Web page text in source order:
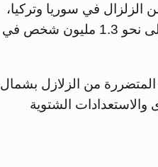
مليون شخص متضرر من الزلزال في سوريا وتركيا،
حيث قدم حزماً غذائية عائلية لما يقرب من مليون شخص في تركيا، وإلى نحو 1.3 مليون شخص في
من الزلازل بشمال
والاستعدادات الشتوية